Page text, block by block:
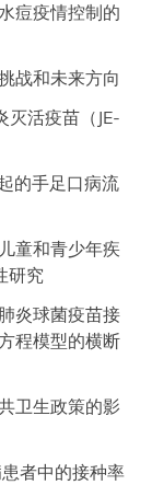
痘疫情控制的
战和未来方向
活疫苗（JE-
的手足口病流
童和青少年疾
研究
炎球菌疫苗接
程模型的横断
卫生政策的影
者中的接种率